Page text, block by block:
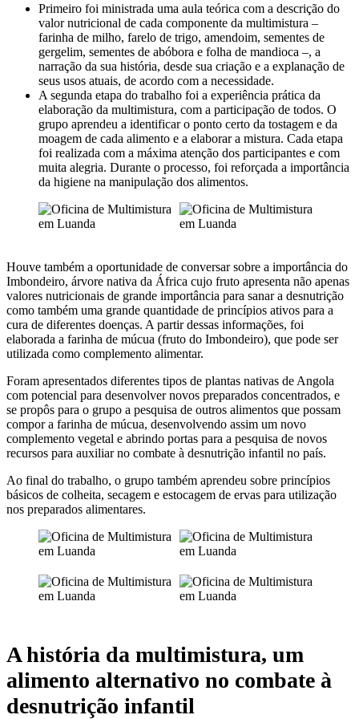
Primeiro foi ministrada uma aula teórica com a descrição do
valor nutricional de cada componente da multimistura –
farinha de milho, farelo de trigo, amendoim, sementes de
gergelim, sementes de abóbora e folha de mandioca –, a
narração da sua história, desde sua criação e a explanação de
seus usos atuais, de acordo com a necessidade.
A segunda etapa do trabalho foi a experiência prática da
elaboração da multimistura, com a participação de todos. O
grupo aprendeu a identificar o ponto certo da tostagem e da
moagem de cada alimento e a elaborar a mistura. Cada etapa
foi realizada com a máxima atenção dos participantes e com
muita alegria. Durante o processo, foi reforçada a importância
da higiene na manipulação dos alimentos.
Houve também a oportunidade de conversar sobre a importância do
Imbondeiro, árvore nativa da África cujo fruto apresenta não apenas
valores nutricionais de grande importância para sanar a desnutrição
como também uma grande quantidade de princípios ativos para a
cura de diferentes doenças. A partir dessas informações, foi
elaborada a farinha de múcua (fruto do Imbondeiro), que pode ser
utilizada como complemento alimentar.
Foram apresentados diferentes tipos de plantas nativas de Angola
com potencial para desenvolver novos preparados concentrados, e
se propôs para o grupo a pesquisa de outros alimentos que possam
compor a farinha de múcua, desenvolvendo assim um novo
complemento vegetal e abrindo portas para a pesquisa de novos
recursos para auxiliar no combate à desnutrição infantil no país.
Ao final do trabalho, o grupo também aprendeu sobre princípios
básicos de colheita, secagem e estocagem de ervas para utilização
nos preparados alimentares.
A história da multimistura, um
alimento alternativo no combate à
desnutrição infantil